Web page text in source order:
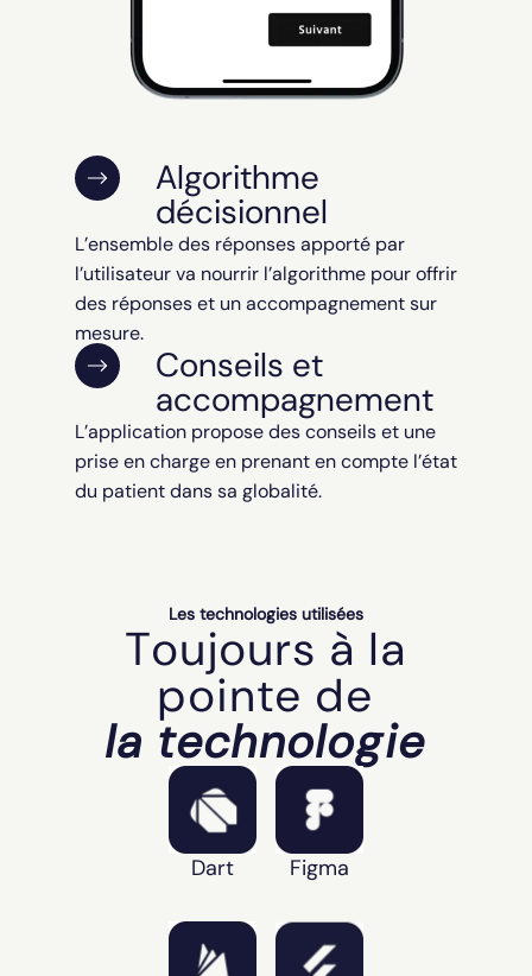
Algorithme
décisionnel
L’ensemble des réponses apporté par
l’utilisateur va nourrir l’algorithme pour offrir
des réponses et un accompagnement sur
mesure.
Conseils et
accompagnement
L’application propose des conseils et une
prise en charge en prenant en compte l’état
du patient dans sa globalité.
Les technologies utilisées
Toujours à la
pointe de
la technologie
Dart Figma